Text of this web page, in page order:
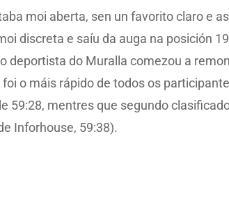
moi aberta, sen un favorito claro e
discreta e saíu da auga na posición
deportista do Muralla comezou a
o máis rápido de todos os
59:28, mentres que segundo
Inforhouse, 59:38).